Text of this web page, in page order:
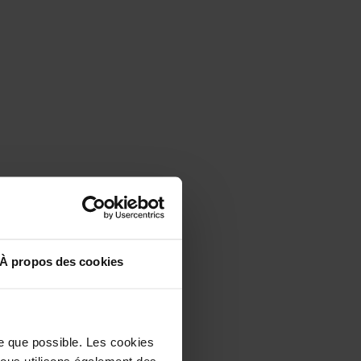
À propos des cookies
que possible. Les cookies
les évaluations (54)